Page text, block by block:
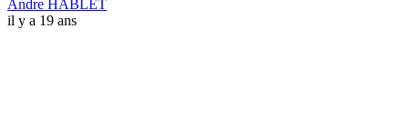
Andre HABLET
il y a 19 ans